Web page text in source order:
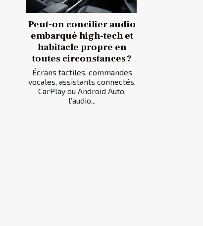
Peut-on concilier audio
embarqué high-tech et
habitacle propre en
toutes circonstances ?
Écrans tactiles, commandes
vocales, assistants connectés,
CarPlay ou Android Auto,
l’audio...